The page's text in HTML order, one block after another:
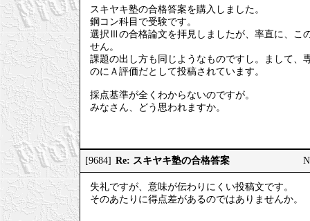
スキヤキ塾の合格答案を購入しました。
鋼コン科目で受験です。
選択Ⅲの合格論文を拝見しましたが、率直に、こ
せん。
課題の出し方も同じようなものですし。まして、
のにＡ評価だとして投稿されています。
採点基準が全くわからないのですが。
みなさん、どう思われますか。
[9684] Re: スキヤキ塾の合格答案
失礼ですが、意味が伝わりにくい投稿文です。
そのあたりに得点差があるのではありませんか。